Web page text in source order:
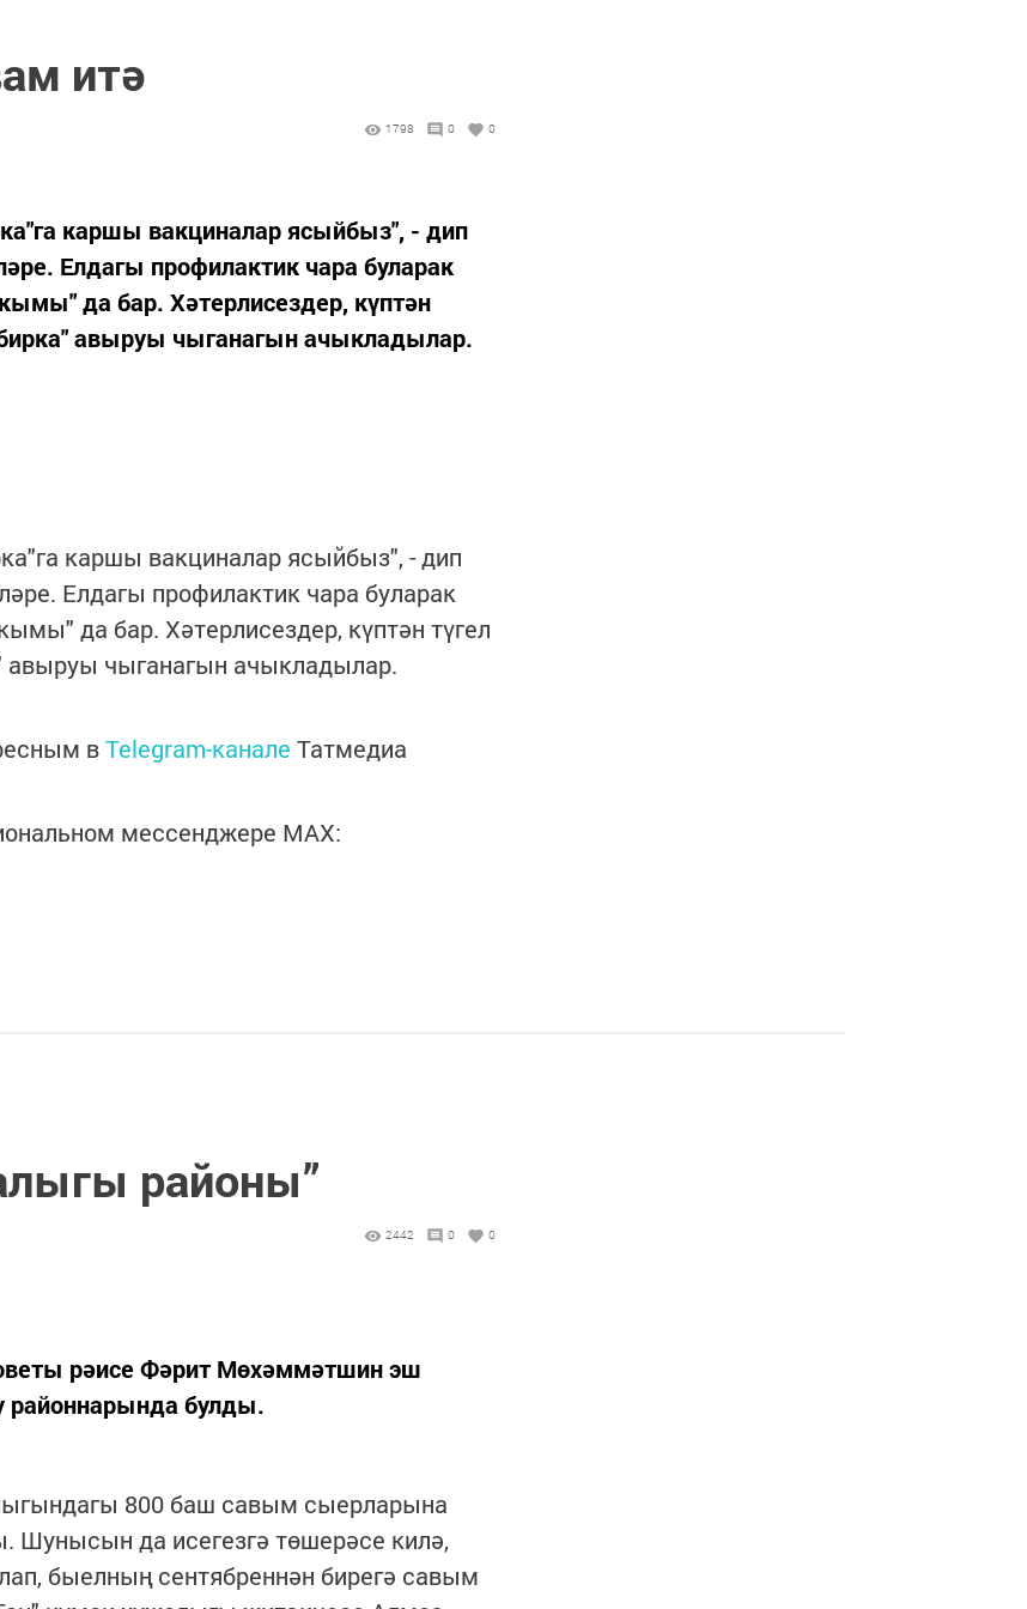
итә
1798 0 0
каршы вакциналар ясыйбыз", - дип
Елдагы профилактик чара буларак
да бар. Хәтерлисездер, күптән
авыруы чыганагын ачыкладылар.
каршы вакциналар ясыйбыз", - дип
Елдагы профилактик чара буларак
да бар. Хәтерлисездер, күптән түгел
авыруы чыганагын ачыкладылар.
вTelegram-канале Татмедиа
мессенджере MАХ:
районы”
2442 0 0
рәисе Фәрит Мөхәммәтшин эш
районнарында булды.
800 баш савым сыерларына
Шунысын да исегезгә төшерәсе килә,
быелның сентябреннән бирегә савым